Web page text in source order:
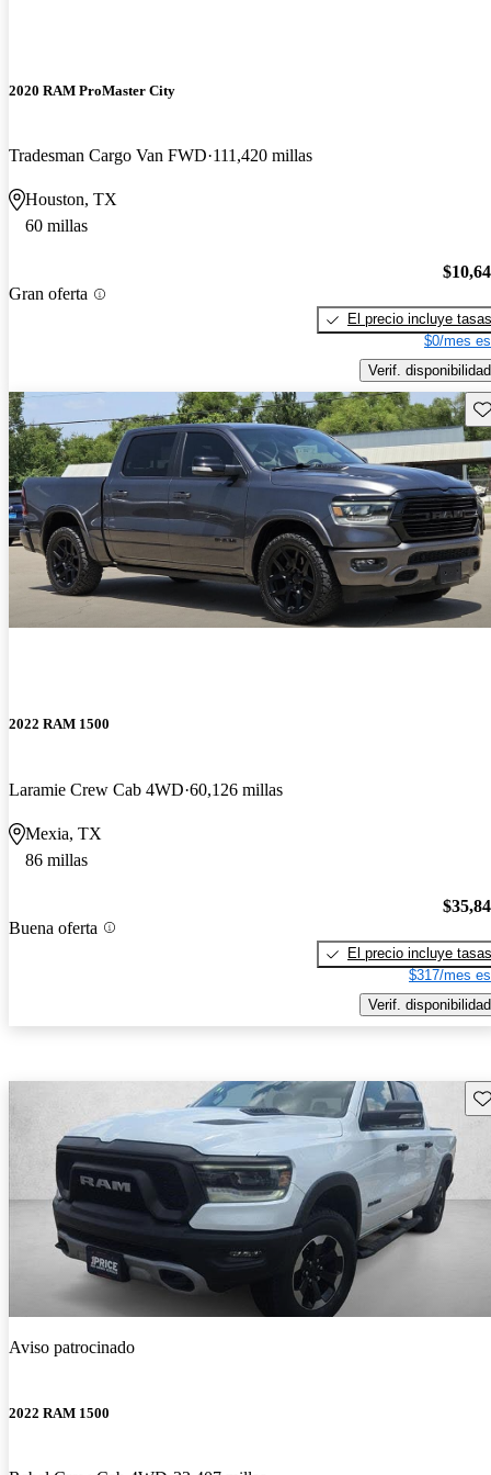
2020 RAM ProMaster City
Tradesman Cargo Van FWD 111,420 millas
Houston, TX
60 millas
Gran oferta
El precio incluye tasas
$0/mes
Verif. disponibilidad
2022 RAM 1500
Laramie Crew Cab 4WD 60,126 millas
Mexia, TX
86 millas
Buena oferta
El precio incluye tasas
$317/mes
Verif. disponibilidad
Aviso patrocinado
2022 RAM 1500